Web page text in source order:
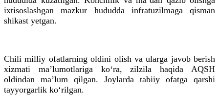
ixtisoslashgan mazkur hududda infratuzilmaga qisman
shikast yetgan.
Chili milliy ofatlarning oldini olish va ularga javob berish
xizmati maʼlumotlariga ko‘ra, zilzila haqida AQSH
oldindan maʼlum qilgan. Joylarda tabiiy ofatga qarshi
tayyorgarlik ko‘rilgan.